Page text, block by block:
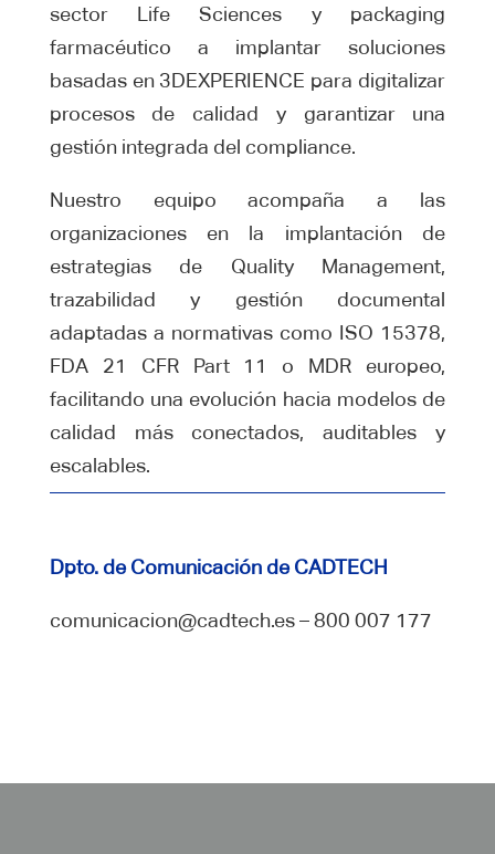
sector Life Sciences y packaging
farmacéutico a implantar soluciones
basadas en 3DEXPERIENCE para digitalizar
procesos de calidad y garantizar una
gestión integrada del compliance.
Nuestro equipo acompaña a las
organizaciones en la implantación de
estrategias de Quality Management,
trazabilidad y gestión documental
adaptadas a normativas como ISO 15378,
FDA 21 CFR Part 11 o MDR europeo,
facilitando una evolución hacia modelos de
calidad más conectados, auditables y
escalables.
Dpto. de Comunicación de CADTECH
comunicacion@cadtech.es – 800 007 177